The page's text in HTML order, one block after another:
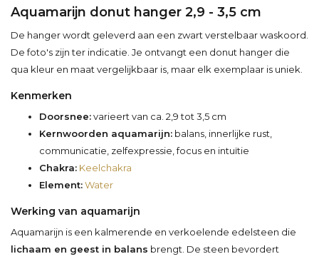
Aquamarijn donut hanger 2,9 - 3,5 cm
De hanger wordt geleverd aan een zwart verstelbaar waskoord.
De foto's zijn ter indicatie. Je ontvangt een donut hanger die
qua kleur en maat vergelijkbaar is, maar elk exemplaar is uniek.
Kenmerken
Doorsnee:varieert van ca. 2,9 tot 3,5 cm
Kernwoorden aquamarijn: balans, innerlijke rust,
communicatie, zelfexpressie, focus en intuïtie
Chakra: Keelchakra
Element:Water
Werking van aquamarijn
Aquamarijn is een kalmerende en verkoelende edelsteen die
lichaam en geest in balans brengt. De steen bevordert